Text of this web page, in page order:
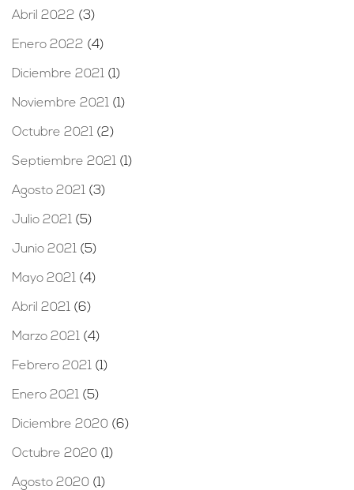
Abril 2022 (3)
Enero 2022 (4)
Diciembre 2021 (1)
Noviembre 2021 (1)
Octubre 2021 (2)
Septiembre 2021 (1)
Agosto 2021 (3)
Julio 2021 (5)
Junio 2021 (5)
Mayo 2021 (4)
Abril 2021 (6)
Marzo 2021 (4)
Febrero 2021 (1)
Enero 2021 (5)
Diciembre 2020 (6)
Octubre 2020 (1)
Agosto 2020 (1)